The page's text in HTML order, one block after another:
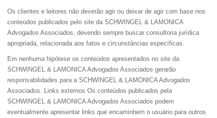
Os clientes e leitores não deverão agir ou deixar de agir com base nos
conteúdos publicados pelo site da SCHWINGEL & LAMONICA
Advogados Associados, devendo sempre buscar consultoria jurídica
apropriada, relacionada aos fatos e circunstâncias específicas.
Em nenhuma hipótese os conteúdos apresentados no site da
SCHWINGEL & LAMONICA Advogados Associados gerarão
responsabilidades para a SCHWINGEL & LAMONICA Advogados
Associados. Links externos Os conteúdos publicados pela
SCHWINGEL & LAMONICA Advogados Associados podem
eventualmente apresentar links que encaminhem o usuário para outros